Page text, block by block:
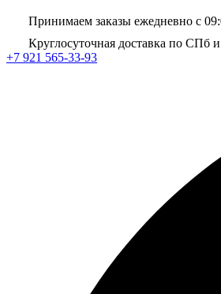
Принимаем заказы ежедневно с
Круглосуточная доставка по СПб
+7 921 565-33-93